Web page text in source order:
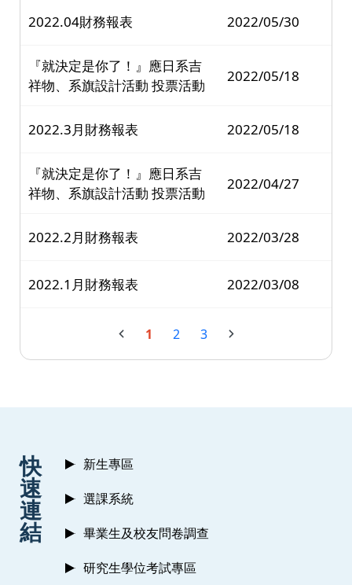
2022.04財務報表 2022/05/30
『就決定是你了！』應日系吉
祥物、系旗設計活動 投票活動
2022/05/18
2022.3月財務報表 2022/05/18
『就決定是你了！』應日系吉
祥物、系旗設計活動 投票活動
2022/04/27
2022.2月財務報表 2022/03/28
2022.1月財務報表 2022/03/08
1 2 3
快
速
連
結
新生專區
選課系統
畢業生及校友問卷調查
研究生學位考試專區